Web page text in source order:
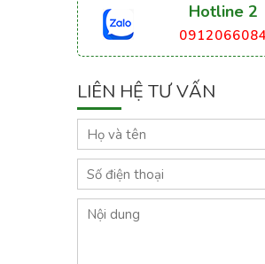
Hotline 2
0912066084
LIÊN HỆ TƯ VẤN